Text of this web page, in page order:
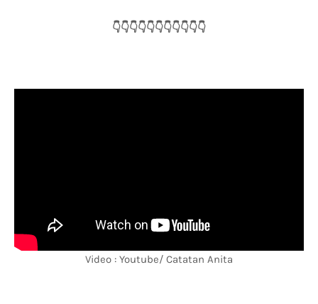
👇👇👇👇👇👇👇👇👇👇👇
Video : Youtube/ Catatan Anita